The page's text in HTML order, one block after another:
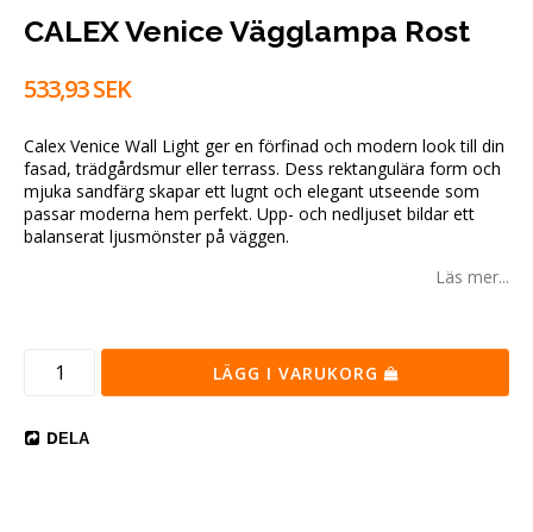
CALEX Venice Vägglampa Rost
533,93 SEK
Calex Venice Wall Light ger en förfinad och modern look till din
fasad, trädgårdsmur eller terrass. Dess rektangulära form och
mjuka sandfärg skapar ett lugnt och elegant utseende som
passar moderna hem perfekt. Upp- och nedljuset bildar ett
balanserat ljusmönster på väggen.
Läs mer...
LÄGG I VARUKORG
DELA